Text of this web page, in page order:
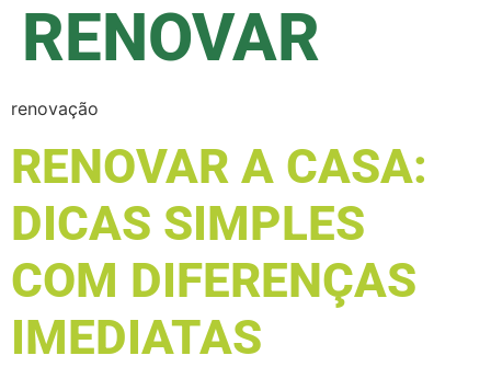
RENOVAR
renovação
RENOVAR A CASA:
DICAS SIMPLES
COM DIFERENÇAS
IMEDIATAS